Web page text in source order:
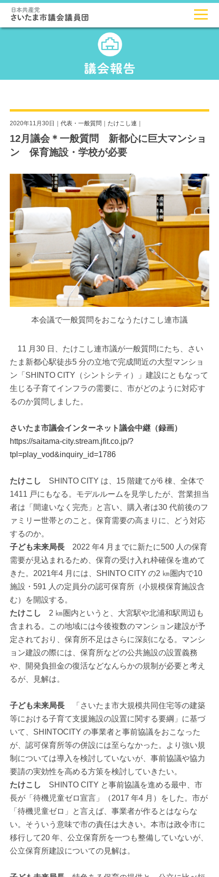
2020年11月30日｜ 代表・一般質問 たけこし連
12月議会＊一般質問 新都心に巨大マンショ
ン 保育施設・学校が必要
本会議で一般質問をおこなうたけこし連市議
11 月30 日、たけこし連市議が一般質問にたち、さい
たま新都心駅徒歩5 分の立地で完成間近の大型マンショ
ン「SHINTO CITY（シントシティ）」建設にともなって
生じる子育てインフラの需要に、市がどのように対応す
るのか質問しました。
さいたま市議会インターネット議会中継（録画）
https://saitama-city.stream.jfit.co.jp/?
tpl=play_vod&inquiry_id=1786
たけこし
SHINTO CITY は、15 階建てが6 棟、全体で
1411 戸にもなる。モデルルームを見学したが、営業担当
者は「間違いなく完売」と言い、購入者は30 代前後のフ
ァミリー世帯とのこと。保育需要の高まりに、どう対応
するのか。
子ども未来局長 2022 年4 月までに新たに500 人の保育
需要が見込まれるため、保育の受け入れ枠確保を進めて
きた。2021年4 月には、SHINTO CITY の2 ㎞圏内で10
施設・591 人の定員分の認可保育所（小規模保育施設含
む）を開設する。
たけこし
2 ㎞圏内というと、大宮駅や北浦和駅周辺も
含まれる。この地域には今後複数のマンション建設が予
定されており、保育所不足はさらに深刻になる。マンシ
ョン建設の際には、保育所などの公共施設の設置義務
や、開発負担金の復活などなんらかの規制が必要と考え
るが、見解は。
子ども未来局長 「さいたま市大規模共同住宅等の建築
等における子育て支援施設の設置に関する要綱」に基づ
いて、SHINTOCITY の事業者と事前協議をおこなった
が、認可保育所等の併設には至らなかった。より強い規
制については導入を検討していないが、事前協議や協力
要請の実効性を高める方策を検討していきたい。
たけこし
SHINTO CITY と事前協議を進める最中、市
長が「待機児童ゼロ宣言」（2017 年4 月）をした。市が
「待機児童ゼロ」と言えば、事業者が作るとはならな
い。そういう意味で市の責任は大きい。本市は政令市に
移行して20 年、公立保育所を一つも整備していないが、
公立保育所建設についての見解は。